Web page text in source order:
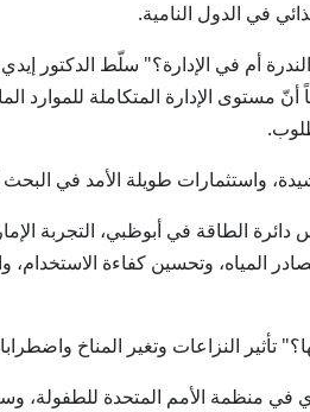
واستثمارات طويلة الأمد في البحث
الطاقة في أبوظبي، التجربة
المياه، وتحسين كفاءة الاستخدام،
النزاعات وتغير المناخ